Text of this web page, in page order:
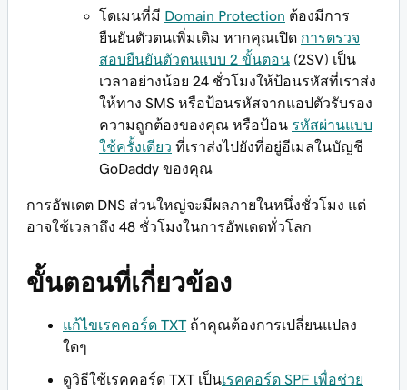
โดเมนที่มี Domain Protection ต้องมีการ
ยืนยันตัวตนเพิ่มเติม หากคุณเปิด การตรวจ
สอบยืนยันตัวตนแบบ 2 ขั้นตอน (2SV) เป็น
เวลาอย่างน้อย 24 ชั่วโมงให้ป้อนรหัสที่เราส่ง
ให้ทาง SMS หรือป้อนรหัสจากแอปตัวรับรอง
ความถูกต้องของคุณ หรือป้อน รหัสผ่านแบบ
ใช้ครั้งเดียว ที่เราส่งไปยังที่อยู่อีเมลในบัญชี
GoDaddy ของคุณ
การอัพเดต DNS ส่วนใหญ่จะมีผลภายในหนึ่งชั่วโมง แต่
อาจใช้เวลาถึง 48 ชั่วโมงในการอัพเดตทั่วโลก
ขั้นตอนที่เกี่ยวข้อง
แก้ไขเรคคอร์ด TXTถ้าคุณต้องการเปลี่ยนแปลง
ใดๆ
ดูวิธีใช้เรคคอร์ด TXT เป็นเรคคอร์ด SPF เพื่อช่วย